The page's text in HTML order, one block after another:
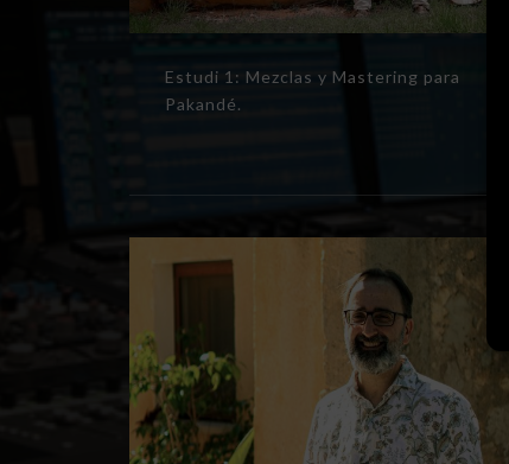
Estudi 1: Mezclas y Mastering para
Pakandé.